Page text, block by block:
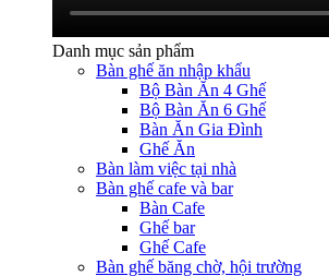
Danh mục sản phẩm
Bàn ghế ăn nhập khẩu
Bộ Bàn Ăn 4 Ghế
Bộ Bàn Ăn 6 Ghế
Bàn Ăn Gia Đình
Ghế Ăn
Bàn làm việc tại nhà
Bàn ghế cafe và bar
Bàn Cafe
Ghế bar
Ghế Cafe
Bàn ghế băng chờ, hội trường